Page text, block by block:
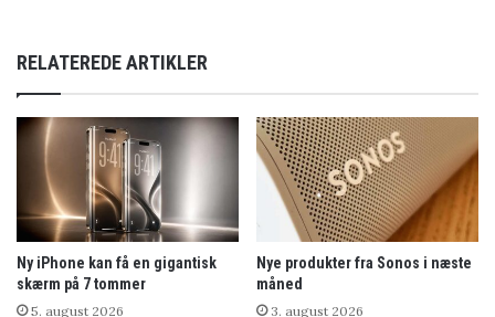
RELATEREDE ARTIKLER
Ny iPhone kan få en gigantisk
skærm på 7 tommer
5. august 2026
Nye produkter fra Sonos i næste
måned
3. august 2026